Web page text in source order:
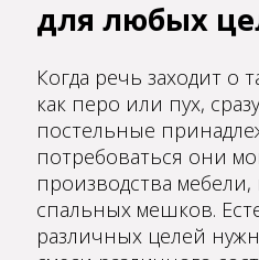
для любых
Когда речь заходит о
как перо или пух,
постельные
потребоваться они
производства
спальных мешков.
различных целей